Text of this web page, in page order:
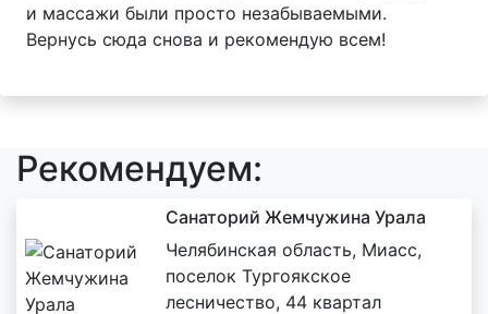
и массажи были просто незабываемыми.
Вернусь сюда снова и рекомендую всем!
Рекомендуем:
Санаторий Жемчужина Урала
Челябинская область, Миасс,
поселок Тургоякское
лесничество, 44 квартал